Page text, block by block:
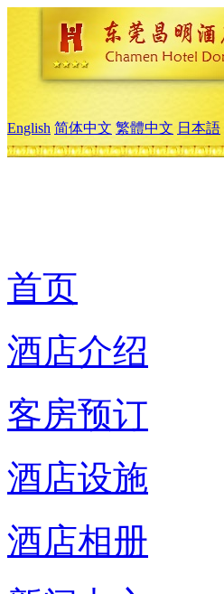
English 简体中文 繁體中文 日本語
首页
酒店介绍
客房预订
酒店设施
酒店相册